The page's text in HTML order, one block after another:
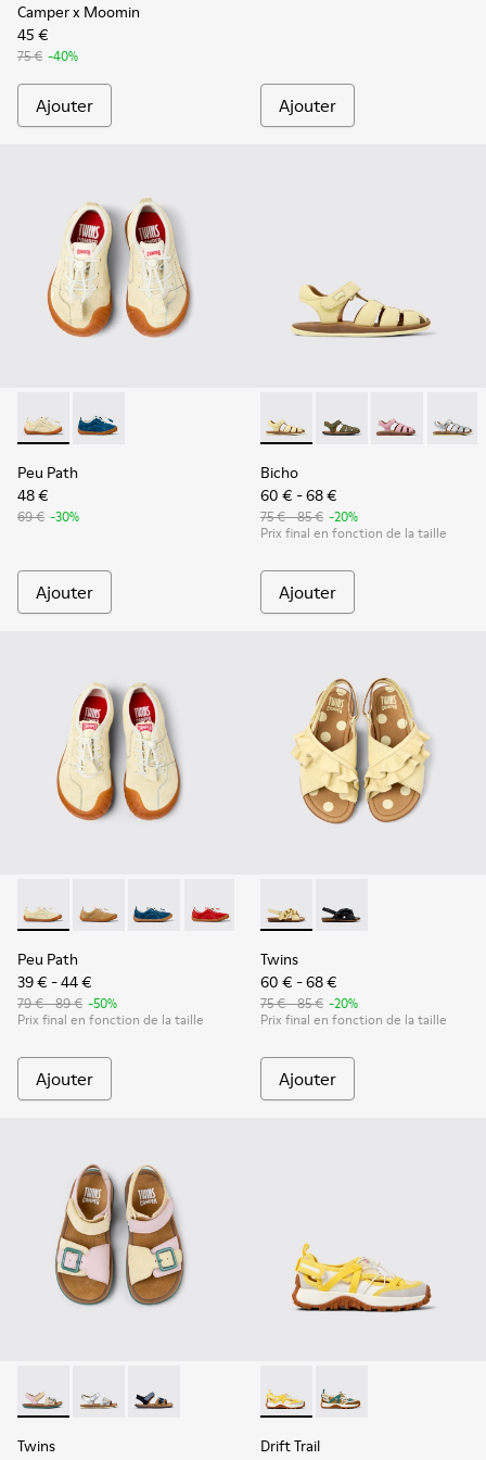
Camper x Moomin
45 €
75 € -40%
Ajouter Ajouter
Peu Path - K800683-002 - Baskets en nubuck jaunes pour
Peu Path - K800683-001
Peu Path
48 €
69 € -30%
Ajouter
Bicho - 80177-086 -
Bicho - 80177-088 -
Bicho -Bicho
Bicho
60 € - 68 €
75 € - 85 € -20%
Prix final en fonction de la taille
Ajouter
Peu Path - K800694-003 - Baskets en nubuck jaunes pour
Peu Path - K800694-004
Peu Path - K800694-002
Peu Path - K800694-001
Peu Path
39 € - 44 €
79 € - 89 € -50%
Prix final en fonction de la taille
Ajouter
Twins - K800677-001 -
Twins - K800677-003
Twins
60 € - 68 €
75 € - 85 € -20%
Prix final en fonction de la taille
Ajouter
Twins - K800672-003 - Sandales en nubuck et cuir jaunes
Twins - K800672-004 - Sandales en cuir grises pour
Twins - K800672-002
Twins
Drift Trail - K800695-001 -
Drift Trail -
Drift Trail